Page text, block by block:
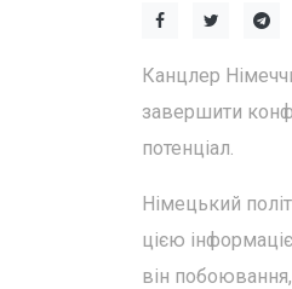
Канцлер
завершити
потенціал.
Німецький
цією
він